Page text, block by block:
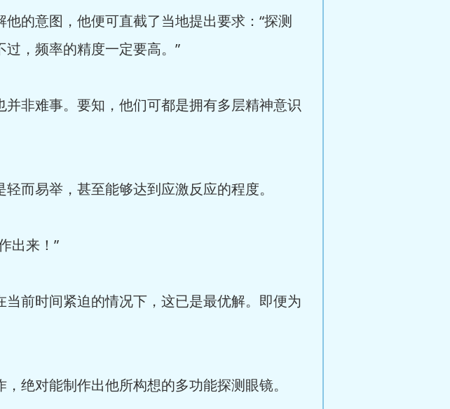
的意图，他便可直截了当地提出要求：“探测
，频率的精度一定要高。”
非难事。要知，他们可都是拥有多层精神意识
而易举，甚至能够达到应激反应的程度。
出来！”
前时间紧迫的情况下，这已是最优解。即便为
绝对能制作出他所构想的多功能探测眼镜。